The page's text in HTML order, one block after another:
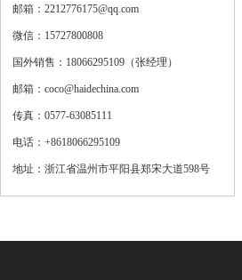
邮箱：2212776175@qq.com
微信：15727800808
国外销售：18066295109（张经理）
邮箱：coco@haidechina.com
传真：0577-63085111
电话：+8618066295109
地址：浙江省温州市平阳县郑宋大道598号